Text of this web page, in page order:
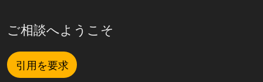
ご相談へようこそ
引用を要求